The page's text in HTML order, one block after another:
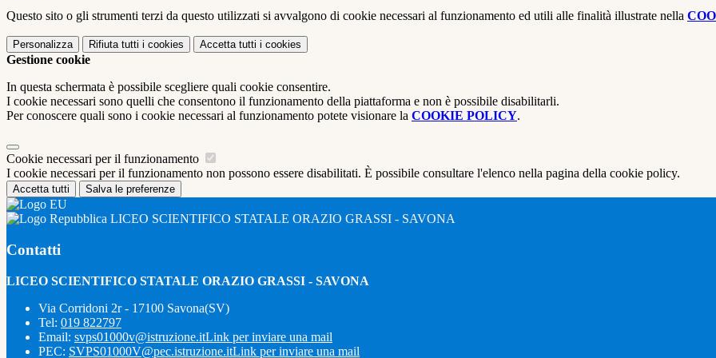
Questo sito o gli strumenti terzi da questo utilizzati si avvalgono di cookie necessari al funzionamento ed utili alle finalità illustrate nella
Personalizza Rifiuta tutti i cookies Accetta tutti i cookies
Gestione cookie
In questa schermata è possibile scegliere quali cookie consentire.
I cookie necessari sono quelli che consentono il funzionamento della piattaforma e non è possibile disabilitarli.
Per conoscere quali sono i cookie necessari al funzionamento potete visionare la COOKIE POLICY.
Cookie necessari per il funzionamento
I cookie necessari per il funzionamento non possono essere disabilitati. È possibile consultare l'elenco nella pagina della cookie policy.
Accetta tutti Salva le preferenze
LICEO SCIENTIFICO STATALE ORAZIO GRASSI - SAVONA
Contatti
LICEO SCIENTIFICO STATALE ORAZIO GRASSI - SAVONA
Via Corridoni 2r - 17100 Savona(SV)
Tel: 019 822797
Email: svps01000v@istruzione.itLink per inviare una mail
PEC: SVPS01000V@pec.istruzione.itLink per inviare una mail